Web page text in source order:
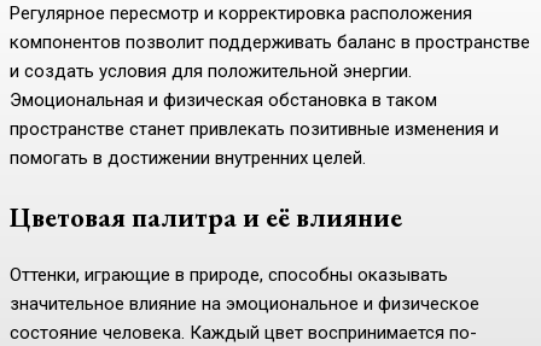
Регулярное пересмотр и корректировка расположения
компонентов позволит поддерживать баланс в пространстве
и создать условия для положительной энергии.
Эмоциональная и физическая обстановка в таком
пространстве станет привлекать позитивные изменения и
помогать в достижении внутренних целей.
Цветовая палитра и её влияние
Оттенки, играющие в природе, способны оказывать
значительное влияние на эмоциональное и физическое
состояние человека. Каждый цвет воспринимается по-